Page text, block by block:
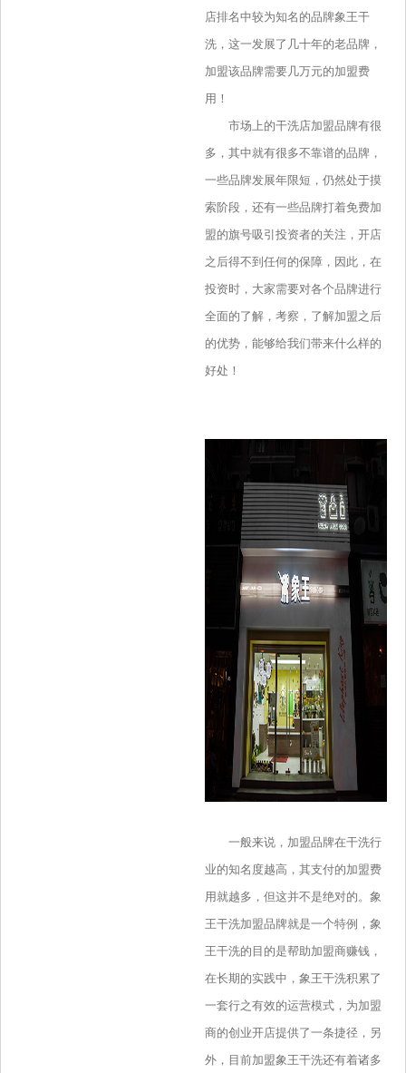
店排名中较为知名的品牌象王干
洗，这一发展了几十年的老品牌，
加盟该品牌需要几万元的加盟费
用！
市场上的干洗店加盟品牌有很
多，其中就有很多不靠谱的品牌，
一些品牌发展年限短，仍然处于摸
索阶段，还有一些品牌打着免费加
盟的旗号吸引投资者的关注，开店
之后得不到任何的保障，因此，在
投资时，大家需要对各个品牌进行
全面的了解，考察，了解加盟之后
的优势，能够给我们带来什么样的
好处！
一般来说，加盟品牌在干洗行
业的知名度越高，其支付的加盟费
用就越多，但这并不是绝对的。象
王干洗加盟品牌就是一个特例，象
王干洗的目的是帮助加盟商赚钱，
在长期的实践中，象王干洗积累了
一套行之有效的运营模式，为加盟
商的创业开店提供了一条捷径，另
外，目前加盟象王干洗还有着诸多